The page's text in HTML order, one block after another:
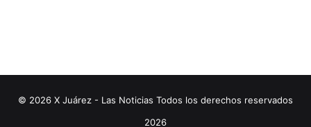
© 2026 X Juárez - Las Noticias Todos los derechos reservados
2026